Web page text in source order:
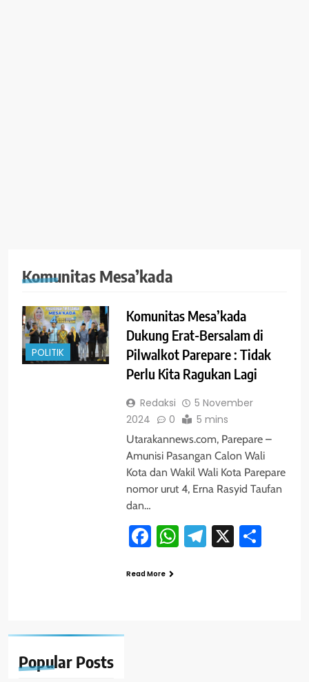
Popular Posts
Komunitas Mesa’kada
POLITIK
Komunitas Mesa’kada
Dukung Erat-Bersalam di
Pilwalkot Parepare : Tidak
Perlu Kita Ragukan Lagi
Redaksi
5 November
2024
0 5 mins
Utarakannews.com, Parepare –
Amunisi Pasangan Calon Wali
Kota dan Wakil Wali Kota Parepare
nomor urut 4, Erna Rasyid Taufan
dan…
Facebook
WhatsApp
Telegram
X
Read More